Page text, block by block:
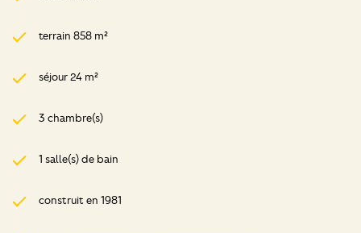
terrain 858 m²
séjour 24 m²
3 chambre(s)
1 salle(s) de bain
construit en 1981